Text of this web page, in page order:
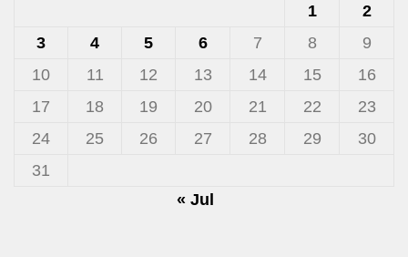
1
2
3
4 5 6 7 8
9
10
11 12 13 14 15
16
17
18 19 20 21 22
23
24
25 26 27 28 29
30
31
« Jul